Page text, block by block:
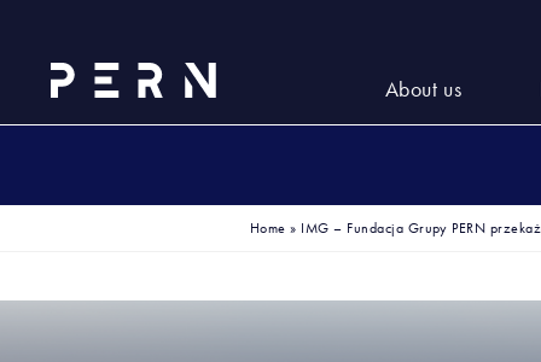
About us
Home » IMG – Fundacja Grupy PERN